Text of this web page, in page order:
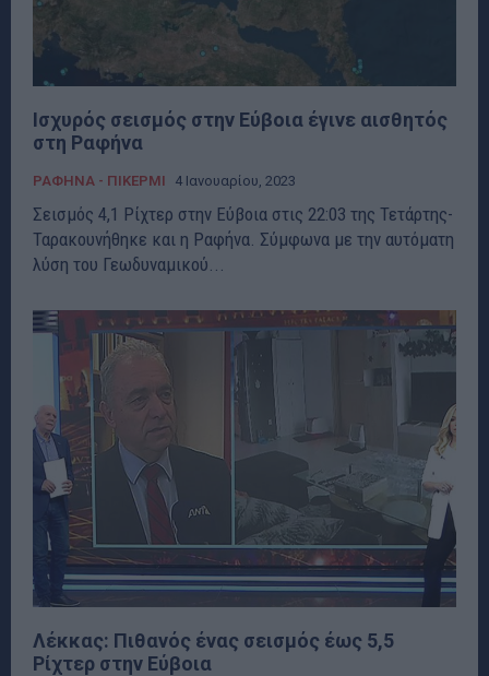
Ισχυρός σεισμός στην Εύβοια έγινε αισθητός
στη Ραφήνα
ΡΑΦΗΝΑ - ΠΙΚΕΡΜΙ 4 Ιανουαρίου, 2023
Σεισμός 4,1 Ρίχτερ στην Εύβοια στις 22:03 της Τετάρτης-
Ταρακουνήθηκε και η Ραφήνα. Σύμφωνα με την αυτόματη
λύση του Γεωδυναμικού...
Λέκκας: Πιθανός ένας σεισμός έως 5,5
Ρίχτερ στην Εύβοια